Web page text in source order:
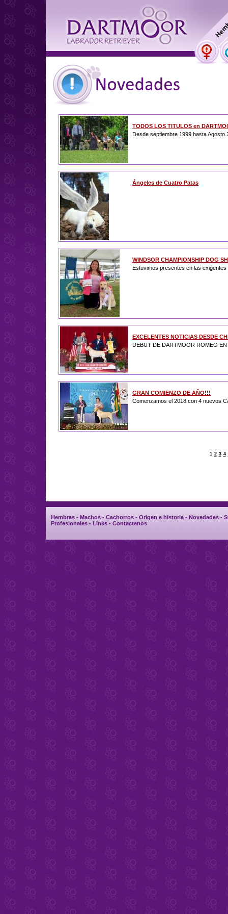
TODOS LOS TITULOS en
Desde septiembre 1999 hasta Agosto
Ángeles de Cuatro Patas
WINDSOR CHAMPIONSHIP DOG
Estuvimos presentes en las
EXCELENTES NOTICIAS DESDE
DEBUT DE DARTMOOR ROMEO EN
GRAN COMIENZO DE AÑO!!!
Comenzamos el 2018 con 4 nuevos
1 2 3 4
Hembras - Machos - Cachorros - Origen e historia - Novedades -
Profesionales - Links - Contactenos